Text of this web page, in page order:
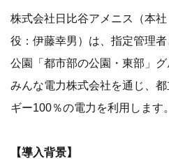
株式会社日比谷アメニス（本
役：伊藤幸男）は、指定管理
公園「都市部の公園・東部」グ
みんな電力株式会社を通じ、
ギー100％の電力を利用します。
【導入背景】